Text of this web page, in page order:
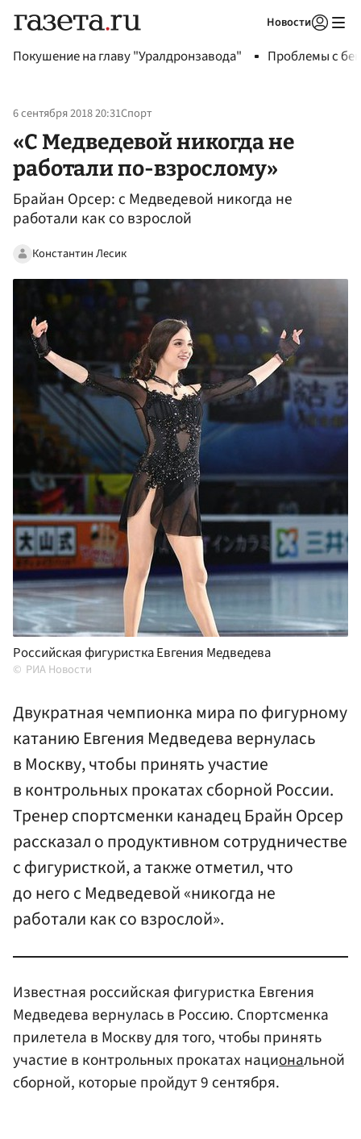
Новости
Покушение на главу "Уралдронзавода" Проблемы с
6 сентября 2018 20:31Спорт
«С Медведевой никогда не
работали по-взрослому»
Брайан Орсер: с Медведевой никогда не
работали как со взрослой
Константин Лесик
Российская фигуристка Евгения Медведева
РИА Новости
Двукратная чемпионка мира по фигурному
катанию Евгения Медведева вернулась
в Москву, чтобы принять участие
в контрольных прокатах сборной России.
Тренер спортсменки канадец Брайн Орсер
рассказал о продуктивном сотрудничестве
с фигуристкой, а также отметил, что
до него с Медведевой «никогда не
работали как со взрослой».
Известная российская фигуристка Евгения
Медведева вернулась в Россию. Спортсменка
прилетела в Москву для того, чтобы принять
участие в контрольных прокатах национальной
сборной, которые пройдут 9 сентября.